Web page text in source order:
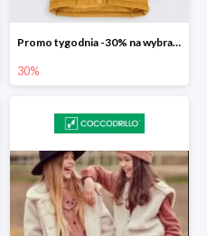
Promo tygodnia -30% na wybrane modele
30%